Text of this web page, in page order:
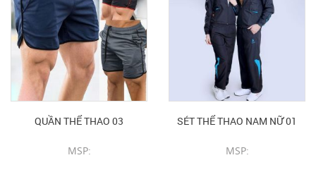
QUẦN THỂ THAO 03
MSP:
SÉT THỂ THAO NAM NỮ 01
MSP: